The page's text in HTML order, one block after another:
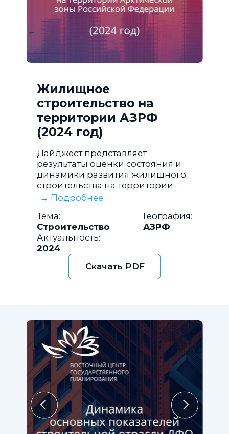
Жилищное
строительство на
территории АЗРФ
(2024 год)
Дайджест представляет
результаты оценки состояния и
динамики развития жилищного
строительства на территории
Арктической зоны Российской
→ Подробнее
Скачать PDF
Тема:
Строительство
География:
АЗРФ
Актуальность:
2024